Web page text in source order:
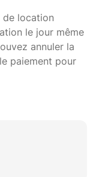
de location
le jour même
annuler la
paiement pour